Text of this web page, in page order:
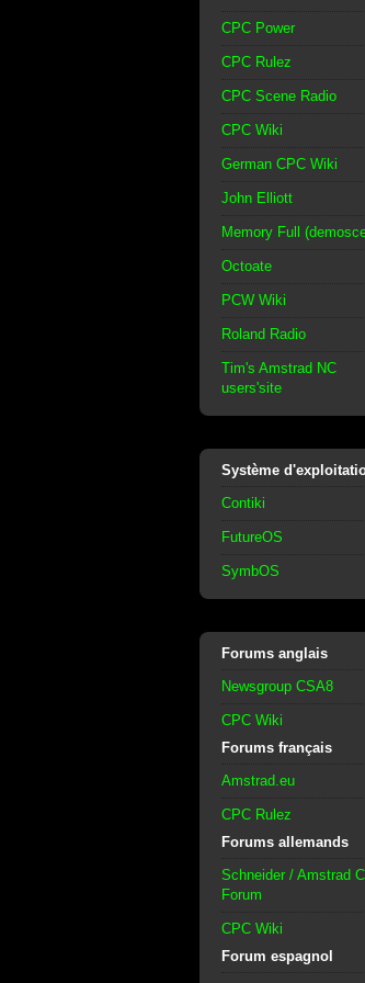
CPC Power
CPC Rulez
CPC Scene Radio
CPC Wiki
German CPC Wiki
John Elliott
Memory Full
Octoate
PCW Wiki
Roland Radio
Tim's Amstrad NC
users'site
Système
Contiki
FutureOS
SymbOS
Forums anglais
Newsgroup CSA8
CPC Wiki
Forums français
Amstrad.eu
CPC Rulez
Forums allemands
Schneider / Amstrad
Forum
CPC Wiki
Forum espagnol